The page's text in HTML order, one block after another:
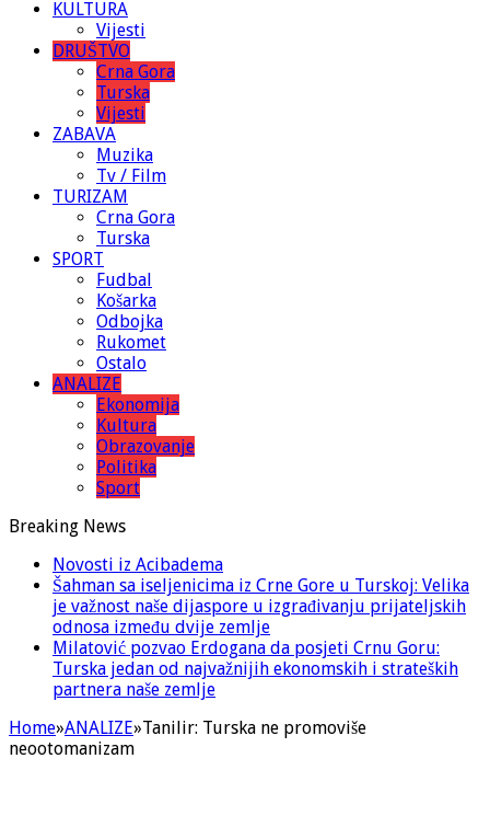
KULTURA
Vijesti
DRUŠTVO
Crna Gora
Turska
Vijesti
ZABAVA
Muzika
Tv / Film
TURIZAM
Crna Gora
Turska
SPORT
Fudbal
Košarka
Odbojka
Rukomet
Ostalo
ANALIZE
Ekonomija
Kultura
Obrazovanje
Politika
Sport
Breaking News
Novosti iz Acibadema
Šahman sa iseljenicima iz Crne Gore u Turskoj: Velika
je važnost naše dijaspore u izgrađivanju prijateljskih
odnosa između dvije zemlje
Milatović pozvao Erdogana da posjeti Crnu Goru:
Turska jedan od najvažnijih ekonomskih i strateških
partnera naše zemlje
Home»ANALIZE»Tanilir: Turska ne promoviše
neootomanizam